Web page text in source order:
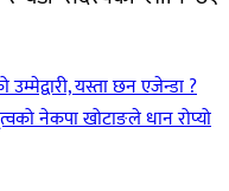
यस्ता छन एजेन्डा ?
नेकपा खोटाङले धान रोप्यो